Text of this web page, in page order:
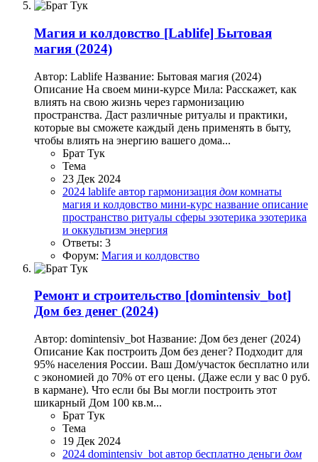
Магия и колдовство [Lablife] Бытовая
магия (2024)
Автор: Lablife Название: Бытовая магия (2024)
Описание На своем мини-курсе Мила: Расскажет, как
влиять на свою жизнь через гармонизацию
пространства. Даст различные ритуалы и практики,
которые вы сможете каждый день применять в быту,
чтобы влиять на энергию вашего дома...
Брат Тук
Тема
23 Дек 2024
2024 lablife автор гармонизация дом комнаты
магия и колдовство мини-курс название описание
пространство ритуалы сферы эзотерика эзотерика
и оккультизм энергия
Ответы: 3
Форум: Магия и колдовство
Ремонт и строительство [domintensiv_bot]
Дом без денег (2024)
Автор: domintensiv_bot Название: Дом без денег (2024)
Описание Как построить Дом без денег? Подходит для
95% населения России. Ваш Дом/участок бесплатно или
с экономией до 70% от его цены. (Даже если у вас 0 руб.
в кармане). Что если бы Вы могли построить этот
шикарный Дом 100 кв.м...
Брат Тук
Тема
19 Дек 2024
2024 domintensiv_bot автор бесплатно деньги дом